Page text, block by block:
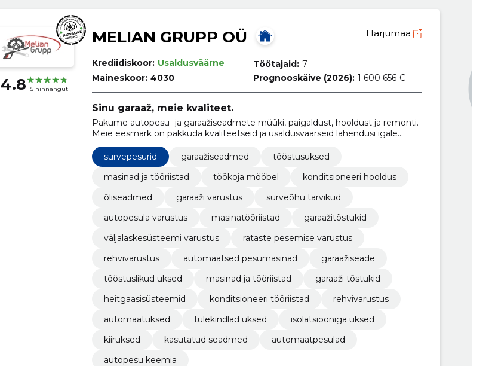
4.8 5 hinnangut
MELIAN GRUPP OÜ Harjumaa
Krediidiskoor: Usaldusväärne
Maineskoor: 4030
Töötajaid: 7
Prognooskäive (2026): 1 600 656 €
Sinu garaaž, meie kvaliteet.
Pakume autopesu- ja garaažiseadmete müüki, paigaldust, hooldust ja remonti.
Meie eesmärk on pakkuda kvaliteetseid ja usaldusväärseid lahendusi igale
kliendile.
survepesurid
garaažiseadmed
tööstusuksed
masinad ja tööriistad
töökoja mööbel
konditsioneeri hooldus
õliseadmed
garaaži varustus
surveõhu tarvikud
autopesula varustus
masinatööriistad
garaažitõstukid
väljalaskesüsteemi varustus
rataste pesemise varustus
rehvivarustus
automaatsed pesumasinad
garaažiseade
tööstuslikud uksed
masinad ja tööriistad
garaaži tõstukid
heitgaasisüsteemid
konditsioneeri tööriistad
rehvivarustus
automaatuksed
tulekindlad uksed
isolatsiooniga uksed
kiiruksed
kasutatud seadmed
automaatpesulad
autopesu keemia